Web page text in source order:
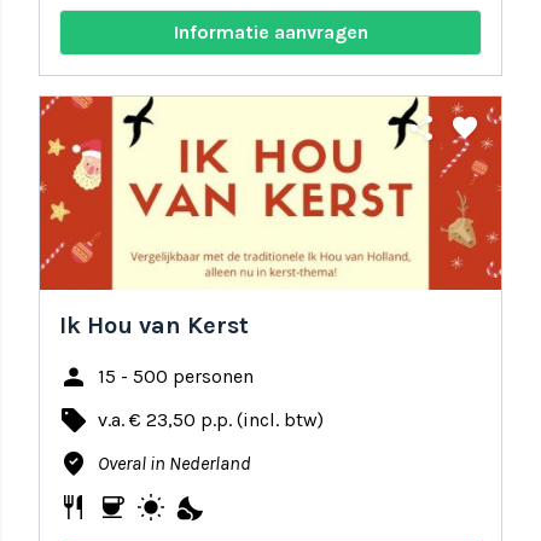
Informatie aanvragen
share favorite
Ik Hou van Kerst
person 15 - 500 personen
local_offer v.a. € 23,50 p.p. (incl. btw)
where_to_vote Overal in Nederland
restaurant coffee wb_sunny nights_stay